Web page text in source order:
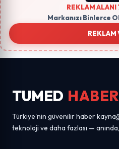
REKLAM
Markanızı Binlerce
REKLAM
TUMED HABER
Türkiye'nin güvenilir haber
teknoloji ve daha fazlası —